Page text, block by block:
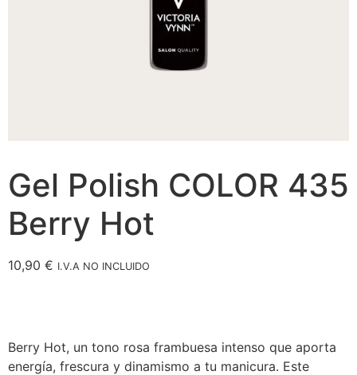
Gel Polish COLOR 435
Berry Hot
10,90 € I.V.A NO INCLUIDO
Berry Hot, un tono rosa frambuesa intenso que aporta
energía, frescura y dinamismo a tu manicura. Este